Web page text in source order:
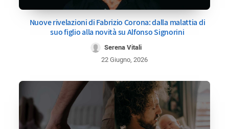
Nuove rivelazioni di Fabrizio Corona: dalla malattia di
suo figlio alla novità su Alfonso Signorini
Serena Vitali
22 Giugno, 2026